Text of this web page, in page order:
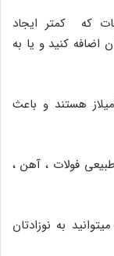
که کمتر ایجاد
اضافه کنید و یا به
هستند و باعث
فولات ، آهن ،
به نوزادتان